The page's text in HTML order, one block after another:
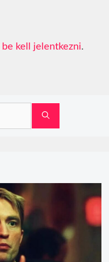
be kell jelentkezni.